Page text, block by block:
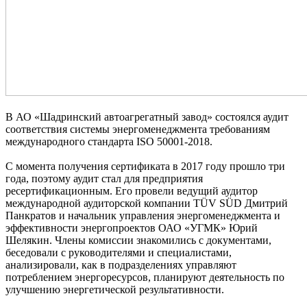
В АО «Шадринский автоагрегатный завод» состоялся аудит
соответствия системы энергоменеджмента требованиям
международного стандарта ISO 50001-2018.
С момента получения сертификата в 2017 году прошло три
года, поэтому аудит стал для предприятия
ресертификационным. Его провели ведущий аудитор
международной аудиторской компании TÜV SÜD Дмитрий
Панкратов и начальник управления энергоменеджмента и
эффективности энергопроектов ОАО «УГМК» Юрий
Шелякин. Члены комиссии знакомились с документами,
беседовали с руководителями и специалистами,
анализировали, как в подразделениях управляют
потреблением энергоресурсов, планируют деятельность по
улучшению энергетической результативности.